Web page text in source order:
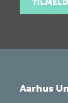
Aarhus